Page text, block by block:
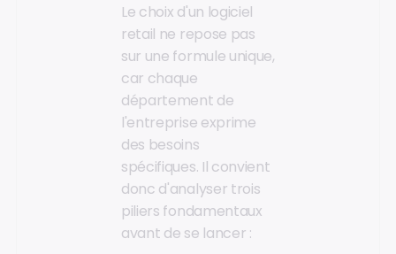
Le choix d'un logiciel
retail ne repose pas
sur une formule unique,
car chaque
département de
l'entreprise exprime
des besoins
spécifiques. Il convient
donc d'analyser trois
piliers fondamentaux
avant de se lancer :